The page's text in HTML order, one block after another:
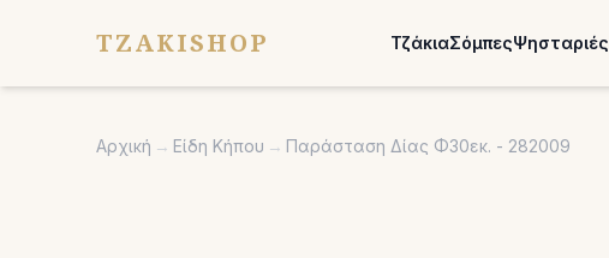
TZAKISHOP ΤζάκιαΣόμπεςΨησταριές
Αρχική → Είδη Κήπου → Παράσταση Δίας Φ30εκ. - 282009